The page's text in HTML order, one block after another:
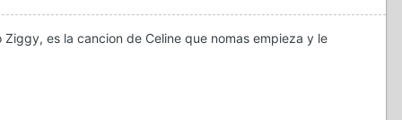
es la cancion de Celine que nomas empieza y le